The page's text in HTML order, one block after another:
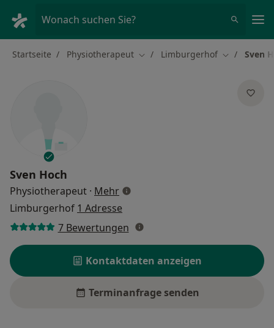
Wonach suchen Sie?
Startseite Physiotherapeut Stadt ändern
Limburgerhof StadtSven
Sven Hoch
Physiotherapeut · Mehrüber Spezialisierungen
Limburgerhof 1 Adresse
7 Bewertungen
Kontaktdaten anzeigen
Terminanfrage senden